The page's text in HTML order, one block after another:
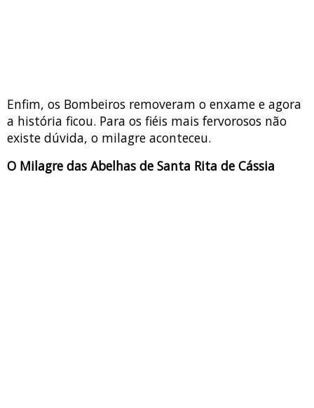
Enfim, os Bombeiros removeram o enxame e agora
a história ficou. Para os fiéis mais fervorosos não
existe dúvida, o milagre aconteceu.
O Milagre das Abelhas de Santa Rita de Cássia